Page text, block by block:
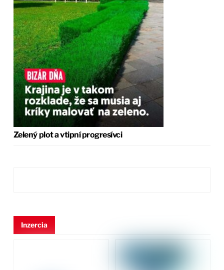
Zelený plot a vtipní progresívci
Inzercia